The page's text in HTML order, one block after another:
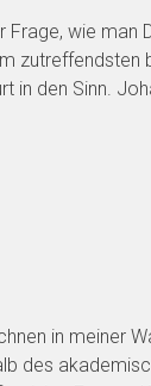
Frage, wie man
in den Sinn.
in meiner
des